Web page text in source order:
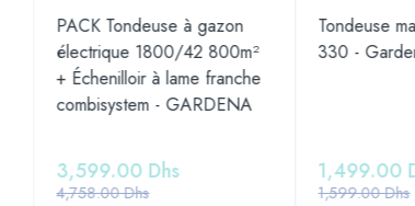
PACK Tondeuse à gazon
électrique 1800/42 800m²
+ Échenilloir à lame franche
combisystem - GARDENA
4,758.00Dhs
3,599.00 Dhs
Tondeuse
330 -
1,599.00Dhs
1,499.00